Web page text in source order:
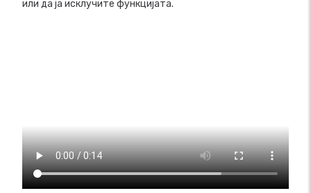
или да ја исклучите функцијата.